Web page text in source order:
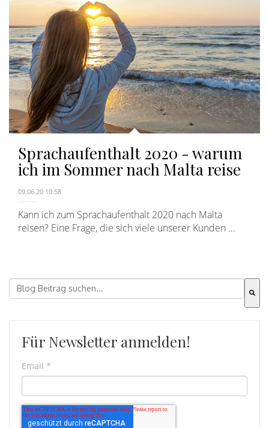
Sprachaufenthalt 2020 - warum
ich im Sommer nach Malta reise
09.06.20 10:58
Kann ich zum Sprachaufenthalt 2020 nach Malta
reisen? Eine Frage, die sich viele unserer Kunden ...
Dies ist ein Suchfeld mit einer automatischen
Für Newsletter anmelden!
Email *